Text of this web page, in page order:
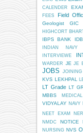
CALENDER
FEES
Field
Geologist GIC
HIGHCORT
IBPS BANK
INDIAN NAVY
INTERVIEWE
WARDER JE JE
JOBS JOINING
KVS LEKHPAL
LT Grade LT
MBBS
MEDICAL
VIDYALAY NAVY
NEET EXAM NER
NMDC
NOTICE
NURSING NVS